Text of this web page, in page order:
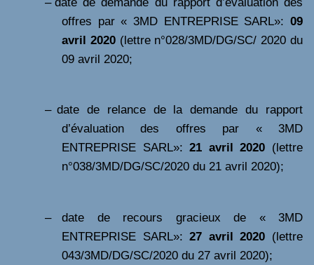
offres par « 3MD ENTREPRISE SARL»: 09
avril 2020(lettre n°028/3MD/DG/SC/ 2020 du
09 avril 2020;
– date de relance de la demande du rapport
d’évaluation des offres par « 3MD
ENTREPRISE SARL»:21 avril 2020 (lettre
n°038/3MD/DG/SC/2020 du 21 avril 2020);
–
date de recours gracieux de « 3MD
ENTREPRISE SARL»:27 avril 2020 (lettre
043/3MD/DG/SC/2020 du 27 avril 2020);